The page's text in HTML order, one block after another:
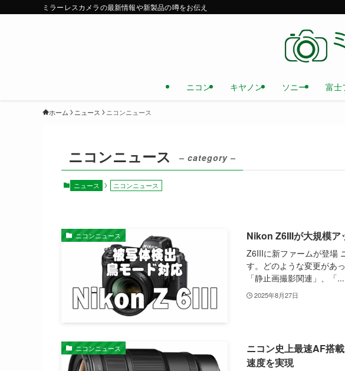
ミラーレスカメラの最新情報や新製品の噂をお伝え
ニコン キヤノン ソニー 富士
ホーム ニュース ニコンニュース
ニコンニュース – category –
ニュース ニコンニュース
ニコンニュース Nikon Z6IIIが大規模ア
Z6IIIに新ファームが登場
す。どのような変更があ
「静止画撮影関連」、「...
2025年8月27日
ニコンニュース
ニコン史上最速AF搭
速度を実現